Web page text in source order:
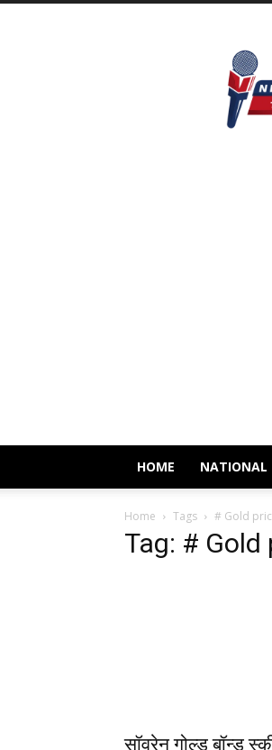
Newstrust.live
HOME NATIONAL
Home Tags # Gold
Tag: # Gold
सॉवरेन गोल्ड बॉन्ड